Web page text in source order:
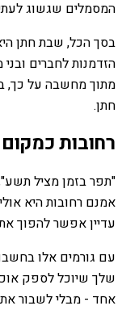
המסמלים שגשוג
בסך הכל, שבת חתן
הזדמנות לחברים
מתוך מחשבה על כך,
חתן.
רחובות
"תפר בזמן מציל
אמנם רחובות היא
עדיין אפשר להפוך
עם גורמים אלו
שלך שיוכל לספק
אחד - מבלי לשבור